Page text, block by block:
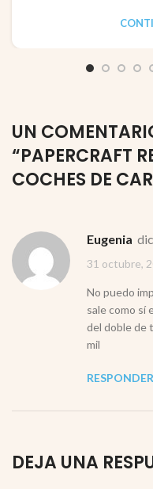
UN
“PAPERCRAFT
COCHES DE
Eugenia
31 octubre,
No puedo
sale como sí
del doble de
mil
RESPONDER
DEJA UNA